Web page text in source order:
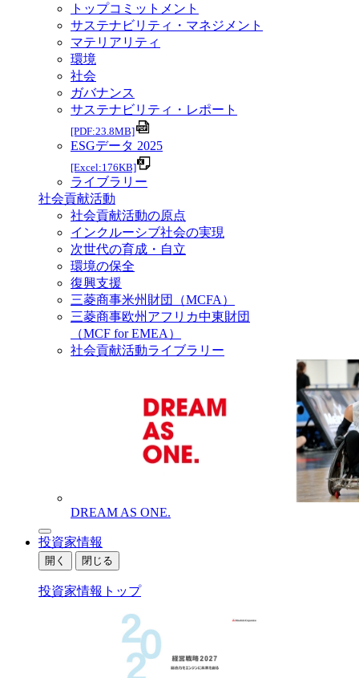
トップコミットメント
サステナビリティ・マネジメント
マテリアリティ
環境
社会
ガバナンス
サステナビリティ・レポート
[PDF:23.8MB]
ESGデータ 2025
[Excel:176KB]
ライブラリー
社会貢献活動
社会貢献活動の原点
インクルーシブ社会の実現
次世代の育成・自立
環境の保全
復興支援
三菱商事米州財団（MCFA）
三菱商事欧州アフリカ中東財団
（MCF for EMEA）
社会貢献活動ライブラリー
DREAM AS ONE.
投資家情報
開く 閉じる
投資家情報トップ